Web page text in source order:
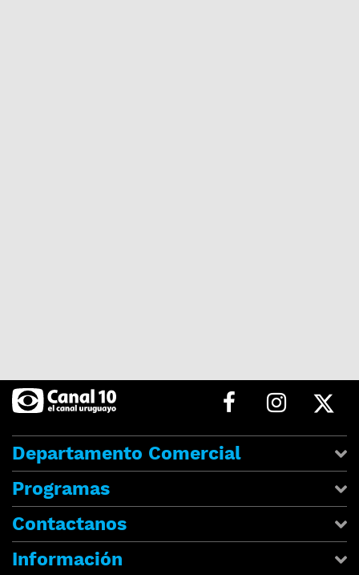
Departamento Comercial
Programas
Contactanos
Información